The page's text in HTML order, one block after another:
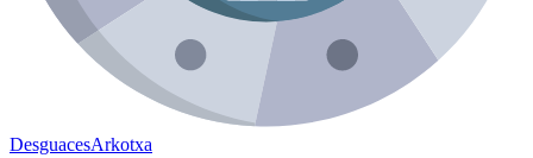
DesguacesArkotxa